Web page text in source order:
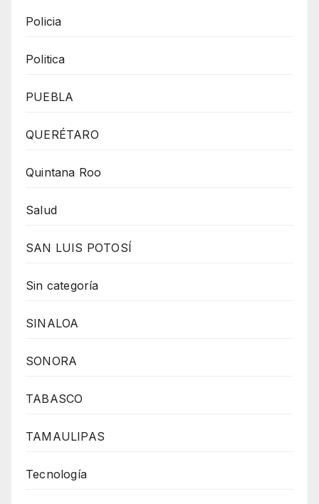
Policia
Politica
PUEBLA
QUERÉTARO
Quintana Roo
Salud
SAN LUIS POTOSÍ
Sin categoría
SINALOA
SONORA
TABASCO
TAMAULIPAS
Tecnología